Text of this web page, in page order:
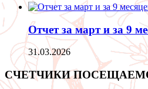
Отчет за март и за 9
31.03.2026
СЧЕТЧИКИ